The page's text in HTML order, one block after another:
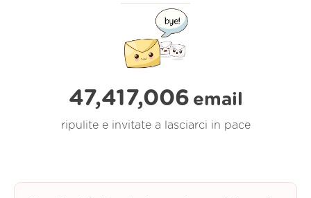
47,417,006 email
ripulite e invitate a lasciarci in pace